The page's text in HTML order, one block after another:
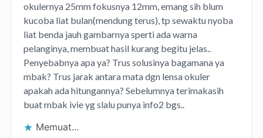
okulernya 25mm fokusnya 12mm, emang sih blum
kucoba liat bulan(mendung terus), tp sewaktu nyoba
liat benda jauh gambarnya sperti ada warna
pelanginya, membuat hasil kurang begitu jelas..
Penyebabnya apa ya? Trus solusinya bagamana ya
mbak? Trus jarak antara mata dgn lensa okuler
apakah ada hitungannya? Sebelumnya terimakasih
buat mbak ivie yg slalu punya info2 bgs..
Memuat...